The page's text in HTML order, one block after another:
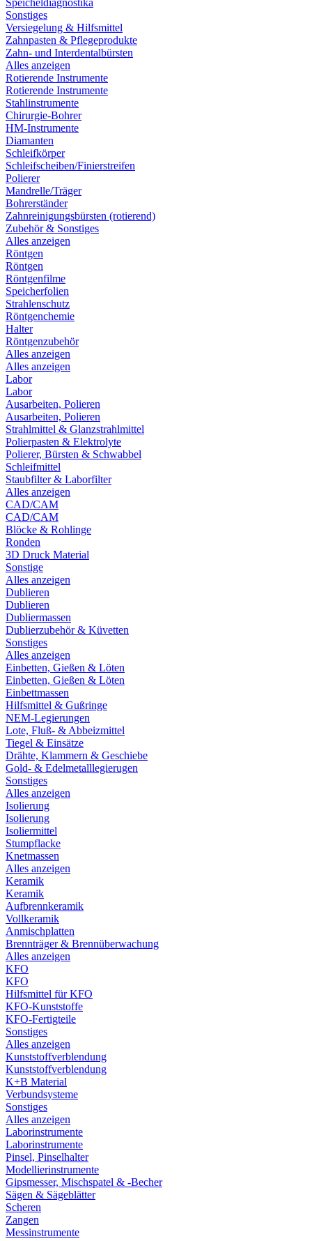
Speicheldiagnostika
Sonstiges
Versiegelung & Hilfsmittel
Zahnpasten & Pflegeprodukte
Zahn- und Interdentalbürsten
Alles anzeigen
Rotierende Instrumente
Rotierende Instrumente
Stahlinstrumente
Chirurgie-Bohrer
HM-Instrumente
Diamanten
Schleifkörper
Schleifscheiben/Finierstreifen
Polierer
Mandrelle/Träger
Bohrerständer
Zahnreinigungsbürsten (rotierend)
Zubehör & Sonstiges
Alles anzeigen
Röntgen
Röntgen
Röntgenfilme
Speicherfolien
Strahlenschutz
Röntgenchemie
Halter
Röntgenzubehör
Alles anzeigen
Alles anzeigen
Labor
Labor
Ausarbeiten, Polieren
Ausarbeiten, Polieren
Strahlmittel & Glanzstrahlmittel
Polierpasten & Elektrolyte
Polierer, Bürsten & Schwabbel
Schleifmittel
Staubfilter & Laborfilter
Alles anzeigen
CAD/CAM
CAD/CAM
Blöcke & Rohlinge
Ronden
3D Druck Material
Sonstige
Alles anzeigen
Dublieren
Dublieren
Dubliermassen
Dublierzubehör & Küvetten
Sonstiges
Alles anzeigen
Einbetten, Gießen & Löten
Einbetten, Gießen & Löten
Einbettmassen
Hilfsmittel & Gußringe
NEM-Legierungen
Lote, Fluß- & Abbeizmittel
Tiegel & Einsätze
Drähte, Klammern & Geschiebe
Gold- & Edelmetalllegierugen
Sonstiges
Alles anzeigen
Isolierung
Isolierung
Isoliermittel
Stumpflacke
Knetmassen
Alles anzeigen
Keramik
Keramik
Aufbrennkeramik
Vollkeramik
Anmischplatten
Brennträger & Brennüberwachung
Alles anzeigen
KFO
KFO
Hilfsmittel für KFO
KFO-Kunststoffe
KFO-Fertigteile
Sonstiges
Alles anzeigen
Kunststoffverblendung
Kunststoffverblendung
K+B Material
Verbundsysteme
Sonstiges
Alles anzeigen
Laborinstrumente
Laborinstrumente
Pinsel, Pinselhalter
Modellierinstrumente
Gipsmesser, Mischspatel & -Becher
Sägen & Sägeblätter
Scheren
Zangen
Messinstrumente